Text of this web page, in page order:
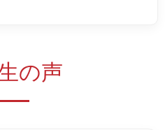
の声